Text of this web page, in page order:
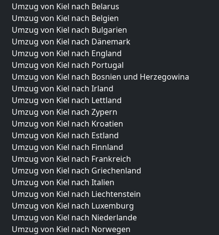
Umzug von Kiel nach Belarus
Umzug von Kiel nach Belgien
Umzug von Kiel nach Bulgarien
Umzug von Kiel nach Dänemark
Umzug von Kiel nach England
Umzug von Kiel nach Portugal
Umzug von Kiel nach Bosnien und Herzegowina
Umzug von Kiel nach Irland
Umzug von Kiel nach Lettland
Umzug von Kiel nach Zypern
Umzug von Kiel nach Kroatien
Umzug von Kiel nach Estland
Umzug von Kiel nach Finnland
Umzug von Kiel nach Frankreich
Umzug von Kiel nach Griechenland
Umzug von Kiel nach Italien
Umzug von Kiel nach Liechtenstein
Umzug von Kiel nach Luxemburg
Umzug von Kiel nach Niederlande
Umzug von Kiel nach Norwegen